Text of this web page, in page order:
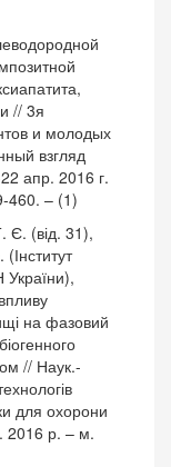
// 3я
и молодых
взгляд
апр. 2016 г.
460. – (1)
Є. (від. 31),
на фазовий
// Наук.-
для охорони
2016 р. – м.